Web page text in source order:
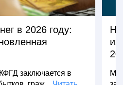
в 2026 году:
заключается в